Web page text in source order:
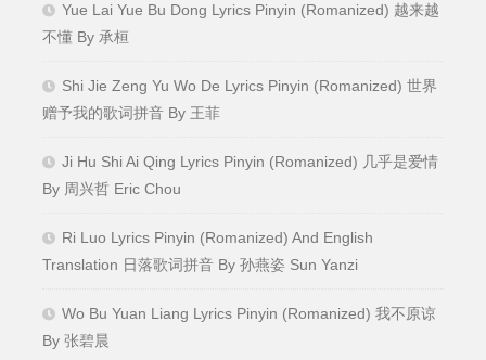
Yue Lai Yue Bu Dong Lyrics Pinyin (Romanized) 越来越
不懂 By 承桓
Shi Jie Zeng Yu Wo De Lyrics Pinyin (Romanized) 世界
赠予我的歌词拼音 By 王菲
Ji Hu Shi Ai Qing Lyrics Pinyin (Romanized) 几乎是爱情
By 周兴哲 Eric Chou
Ri Luo Lyrics Pinyin (Romanized) And English
Translation 日落歌词拼音 By 孙燕姿 Sun Yanzi
Wo Bu Yuan Liang Lyrics Pinyin (Romanized) 我不原谅
By 张碧晨